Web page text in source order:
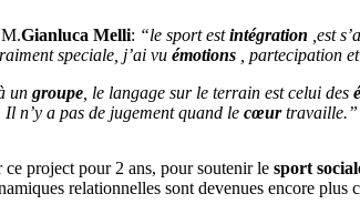
Gianluca Melli: “le sport estintégration ,est
speciale, j’ai vu émotions , partecipation
un groupe , le langage sur le terrain est celui des
Il n’y a pas de jugement quand le cœurtravaille.”
ce project pour 2 ans, pour soutenir le sport
relationnelles sont devenues encore